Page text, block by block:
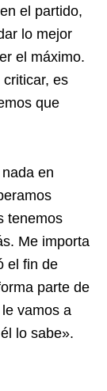
el partido,
lo mejor
el máximo.
es
que
en
tenemos
Me importa
el fin de
parte de
vamos a
lo sabe».